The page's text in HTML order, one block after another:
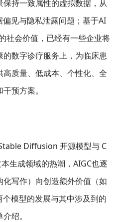
持一致属性的虚拟数据，从
见与隐私泄露问题；基于AI
社会价值，已经有一些企业将
数字诊疗服务上，为临床患
质量、低成本、个性化、全
预方案。
Diffusion 开源模型与 C
生成领域的热潮，AIGC也逐
写作）向创造额外价值（如
模型的发展与其中涉及到的
绍。